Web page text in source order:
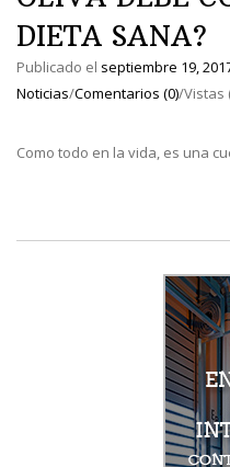
DIETA SANA?
Publicado el septiembre 19,
Noticias/Comentarios (0)/Vistas
Como todo en la vida, es una